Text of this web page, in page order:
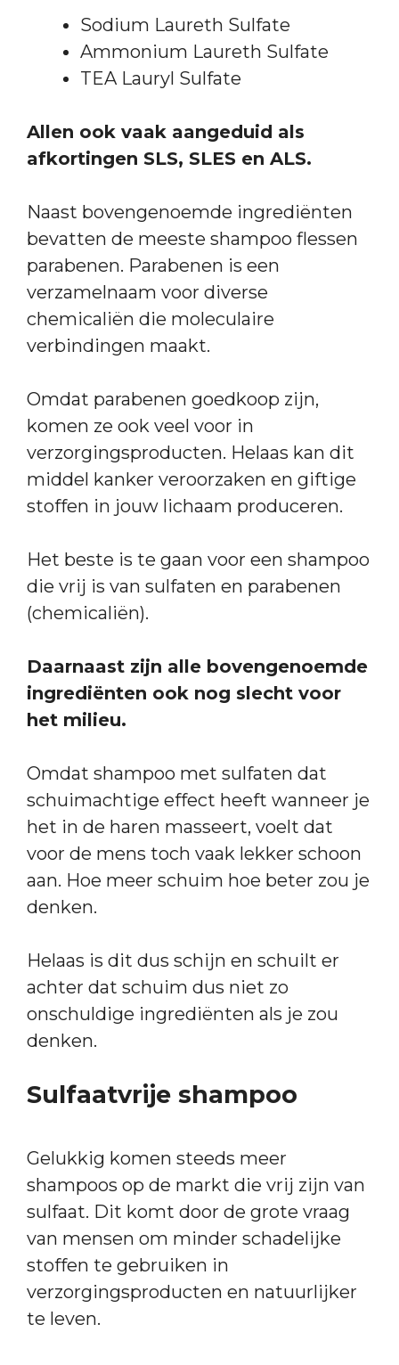
Sodium Laureth Sulfate
Ammonium Laureth Sulfate
TEA Lauryl Sulfate
Allen ook vaak aangeduid als
afkortingen SLS, SLES en ALS.
Naast bovengenoemde ingrediënten
bevatten de meeste shampoo flessen
parabenen. Parabenen is een
verzamelnaam voor diverse
chemicaliën die moleculaire
verbindingen maakt.
Omdat parabenen goedkoop zijn,
komen ze ook veel voor in
verzorgingsproducten. Helaas kan dit
middel kanker veroorzaken en giftige
stoffen in jouw lichaam produceren.
Het beste is te gaan voor een shampoo
die vrij is van sulfaten en parabenen
(chemicaliën).
Daarnaast zijn alle bovengenoemde
ingrediënten ook nog slecht voor
het milieu.
Omdat shampoo met sulfaten dat
schuimachtige effect heeft wanneer je
het in de haren masseert, voelt dat
voor de mens toch vaak lekker schoon
aan. Hoe meer schuim hoe beter zou je
denken.
Helaas is dit dus schijn en schuilt er
achter dat schuim dus niet zo
onschuldige ingrediënten als je zou
denken.
Sulfaatvrije shampoo
Gelukkig komen steeds meer
shampoos op de markt die vrij zijn van
sulfaat. Dit komt door de grote vraag
van mensen om minder schadelijke
stoffen te gebruiken in
verzorgingsproducten en natuurlijker
te leven.